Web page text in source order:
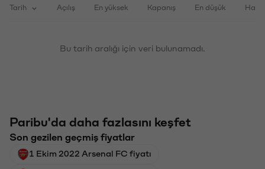
Tarih Açılış En yüksek Kapanış En düşük
Bu tarih aralığı için veri bulunamadı.
Paribu'da daha fazlasını keşfet
Son gezilen geçmiş fiyatlar
1 Ekim 2022 Arsenal FC fiyatı